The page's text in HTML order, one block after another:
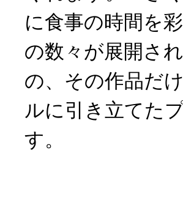
に食事の時間を
の数々が展開さ
の、その作品だ
ルに引き立てた
す。